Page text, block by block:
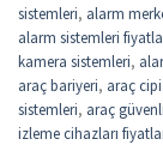
sistemleri, alarm
alarm sistemleri
kamera sistemleri,
araç bariyeri, araç
sistemleri, araç
izleme cihazları